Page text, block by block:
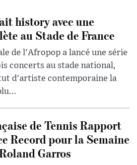
history avec une
au Stade de France
de l'Afropop a lancé une série
concerts au stade national,
d'artiste contemporaine la
de Tennis Rapport
Record pour la Semaine
Garros